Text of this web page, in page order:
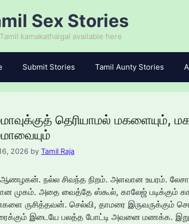
Sex Stories
kamakathaigal available here
Submit Stories Tamil Aunty Stories
தெரியாமல் மகளையும்,
2026 by Tamil Raja
ஆணழகன். நல்ல சிவந்த நிறம். அளவான உயரம்.
முகம். அதை வைத்தே ஸ்கூல், காலேஜ் படிக்கும்
ருசித்தவன். செல்வி, தாமரை இருவருக்கும்
இடையே பலத்த போட்டி அவனை மணக்க.